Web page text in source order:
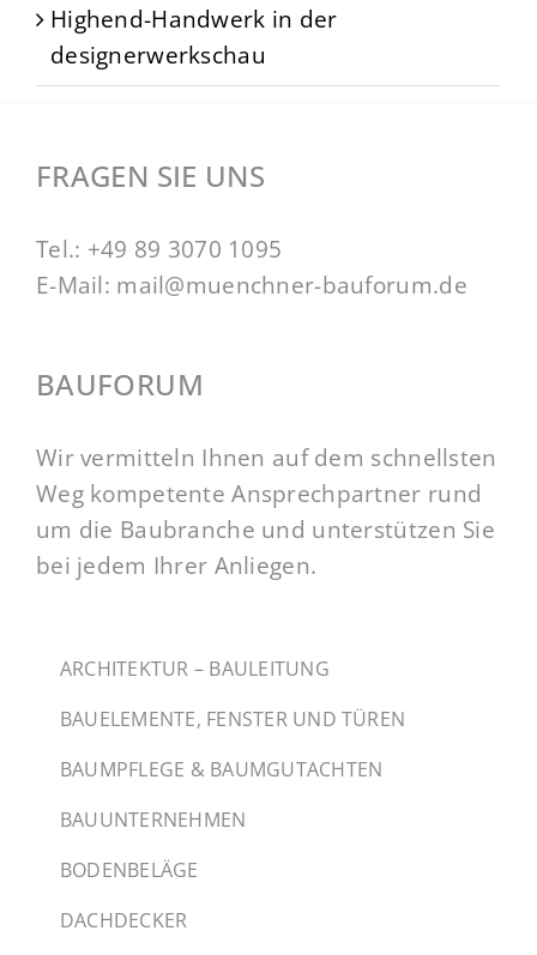
Highend-Handwerk in der
designerwerkschau
FRAGEN SIE UNS
Tel.: +49 89 3070 1095
E-Mail: mail@muenchner-bauforum.de
BAUFORUM
Wir vermitteln Ihnen auf dem schnellsten
Weg kompetente Ansprechpartner rund
um die Baubranche und unterstützen Sie
bei jedem Ihrer Anliegen.
ARCHITEKTUR – BAULEITUNG
BAUELEMENTE, FENSTER UND TÜREN
BAUMPFLEGE & BAUMGUTACHTEN
BAUUNTERNEHMEN
BODENBELÄGE
DACHDECKER